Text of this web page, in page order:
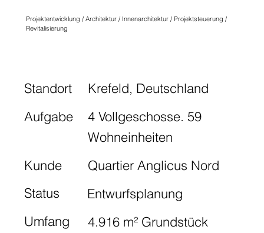
Standort
Krefeld, Deutschland
Aufgabe
4 Vollgeschosse. 59
Wohneinheiten
Kunde
Quartier Anglicus Nord
Status
Entwurfsplanung
Umfang
4.916 m² Grundstück
Projektentwicklung / Architektur / Innenarchitektur / Projektsteuerung /
Revitalisierung